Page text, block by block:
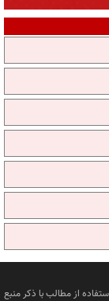
از مطالب با ذکر منبع